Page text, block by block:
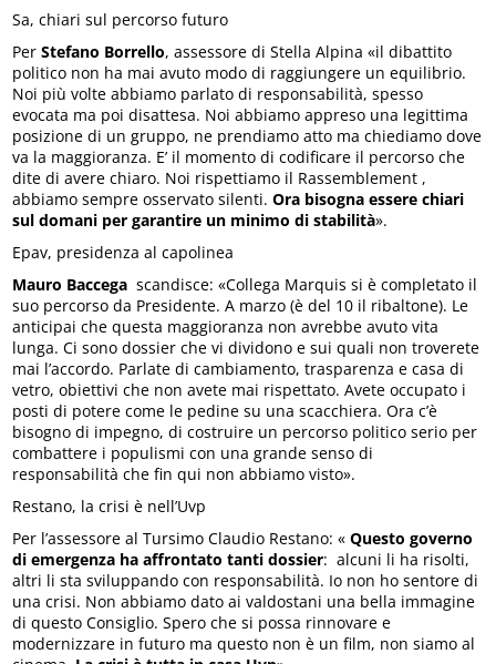
Sa, chiari sul percorso futuro
PerStefano Borrello, assessore di Stella Alpina «il dibattito
politico non ha mai avuto modo di raggiungere un equilibrio.
Noi più volte abbiamo parlato di responsabilità, spesso
evocata ma poi disattesa. Noi abbiamo appreso una legittima
posizione di un gruppo, ne prendiamo atto ma chiediamo dove
va la maggioranza. E’ il momento di codificare il percorso che
dite di avere chiaro. Noi rispettiamo il Rassemblement ,
abbiamo sempre osservato silenti. Ora bisogna essere chiari
sul domani per garantire un minimo di stabilità».
Epav, presidenza al capolinea
Mauro Baccega scandisce: «Collega Marquis si è completato il
suo percorso da Presidente. A marzo (è del 10 il ribaltone). Le
anticipai che questa maggioranza non avrebbe avuto vita
lunga. Ci sono dossier che vi dividono e sui quali non troverete
mai l’accordo. Parlate di cambiamento, trasparenza e casa di
vetro, obiettivi che non avete mai rispettato. Avete occupato i
posti di potere come le pedine su una scacchiera. Ora c’è
bisogno di impegno, di costruire un percorso politico serio per
combattere i populismi con una grande senso di
responsabilità che fin qui non abbiamo visto».
Restano, la crisi è nell’Uvp
Per l’assessore al Tursimo Claudio Restano: «Questo governo
di emergenza ha affrontato tanti dossier: alcuni li ha risolti,
altri li sta sviluppando con responsabilità. Io non ho sentore di
una crisi. Non abbiamo dato ai valdostani una bella immagine
di questo Consiglio. Spero che si possa rinnovare e
modernizzare in futuro ma questo non è un film, non siamo al